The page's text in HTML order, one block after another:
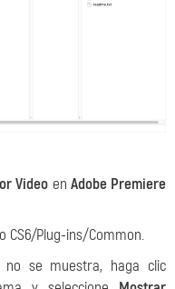
Video en Adobe Premiere
CS6/Plug-ins/Common.
se muestra, haga clic